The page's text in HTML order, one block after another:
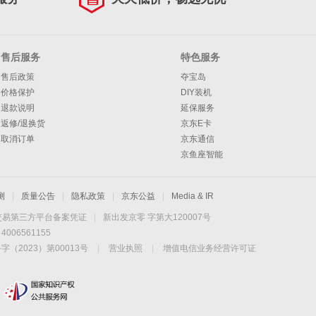
售后服务
售后政策
价格保护
退款说明
返修/退换货
取消订单
特色服务
夺宝岛
DIY装机
延保服务
京东E卡
京东通信
京鱼座智能
质量公告 隐私政策 京东公益 Media & IR
第三方平台备案凭证
新出发京零 字第大120007号
4006561155
（2023）第00013号 营业执照
增值电信业务经营许可证